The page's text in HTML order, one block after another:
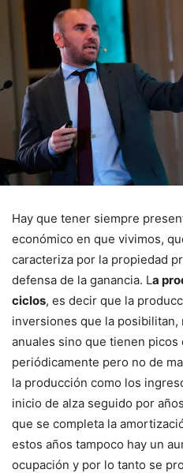
Hay que tener siempre
económico en que vivimos,
caracteriza por la propiedad
defensa de la ganancia. La
ciclos, es decir que la
inversiones que la
anuales sino que tienen picos
periódicamente pero no de
la producción como los
inicio de alza seguido por
que se completa la
estos años tampoco hay un
ocupación y por lo tanto se